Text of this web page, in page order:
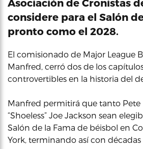
Asociación de Cronistas
considere para el Salón
pronto como el 2028.
El comisionado de Major League
Manfred, cerró dos de los
controvertibles en la historia del
Manfred permitirá que tanto Pete
“Shoeless” Joe Jackson sean
Salón de la Fama de béisbol en
York, terminando así con décadas